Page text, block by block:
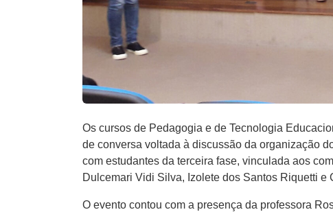
Os cursos de Pedagogia e de Tecnologia
de conversa voltada à discussão da organização
com estudantes da terceira fase, vinculada aos
Dulcemari Vidi Silva, Izolete dos Santos Riquetti e
O evento contou com a presença da professora